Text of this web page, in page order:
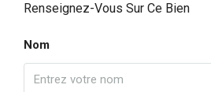
Renseignez-Vous Sur Ce Bien
Nom